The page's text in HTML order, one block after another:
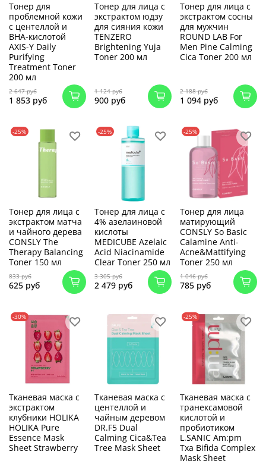
Тонер для
проблемной кожи
с центеллой и
BHA-кислотой
AXIS-Y Daily
Purifying
Treatment Toner
200 мл
2 647 руб
1 853 руб
Тонер для лица с
экстрактом юдзу
для сияния кожи
TENZERO
Brightening Yuja
Toner 200 мл
1 124 руб
900 руб
Тонер для лица с
экстрактом сосны
для мужчин
ROUND LAB For
Men Pine Calming
Cica Toner 200 мл
2 188 руб
1 094 руб
-25%
Тонер для лица с
экстрактом матча
и чайного дерева
CONSLY The
Therapy Balancing
Toner 150 мл
833 руб
625 руб
-25%
Тонер для лица с
4% азелаиновой
кислоты
MEDICUBE Azelaic
Acid Niacinamide
Clear Toner 250 мл
3 305 руб
2 479 руб
-25%
Тонер для лица
матирующий
CONSLY So Basic
Calamine Anti-
Acne&Mattifying
Toner 250 мл
1 046 руб
785 руб
-30%
Тканевая маска с
экстрактом
клубники HOLIKA
HOLIKA Pure
Essence Mask
Sheet Strawberry
Тканевая маска с
центеллой и
чайным деревом
DR.F5 Dual
Calming Cica&Tea
Tree Mask Sheet
-25%
Тканевая маска с
транексамовой
кислотой и
пробиотиком
L.SANIC Am:pm
Txa Bifida Complex
Mask Sheet